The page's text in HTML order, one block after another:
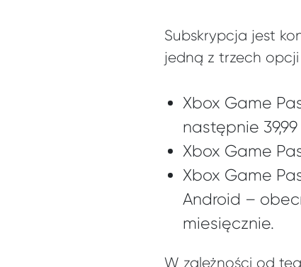
Subskrypcja jest
jedną z trzech
Xbox Game
następnie
Xbox Game
Xbox Game
Android –
miesięcznie.
W zależności od